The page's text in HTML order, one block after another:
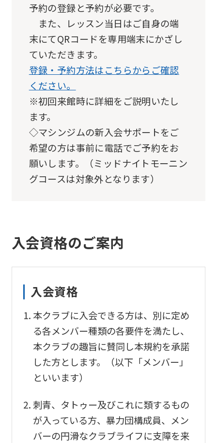
予約の登録と予約が必要です。
また、レッスン当日はご自身の端
末にてQRコードを専用端末にかざし
ていただきます。
登録・予約方法はこちらからご確認
ください。
※初回来館時に詳細をご説明いたし
ます。
◇マシンジムの新入会サポートをご
希望の方は事前に電話でご予約をお
願いします。（ミッドナイトモーニン
グコースは対象外となります）
入会資格のご案内
入会資格
本クラブに入会できる方は、別に定め
る各メンバー種類の各要件を満たし、
本クラブの趣旨に賛同し本規約を承諾
した方とします。（以下「メンバー」
といいます）
刺青、タトゥー及びこれに類するもの
が入っている方、暴力団構成員、メン
バーの円滑なクラブライフに支障を来
Automatic